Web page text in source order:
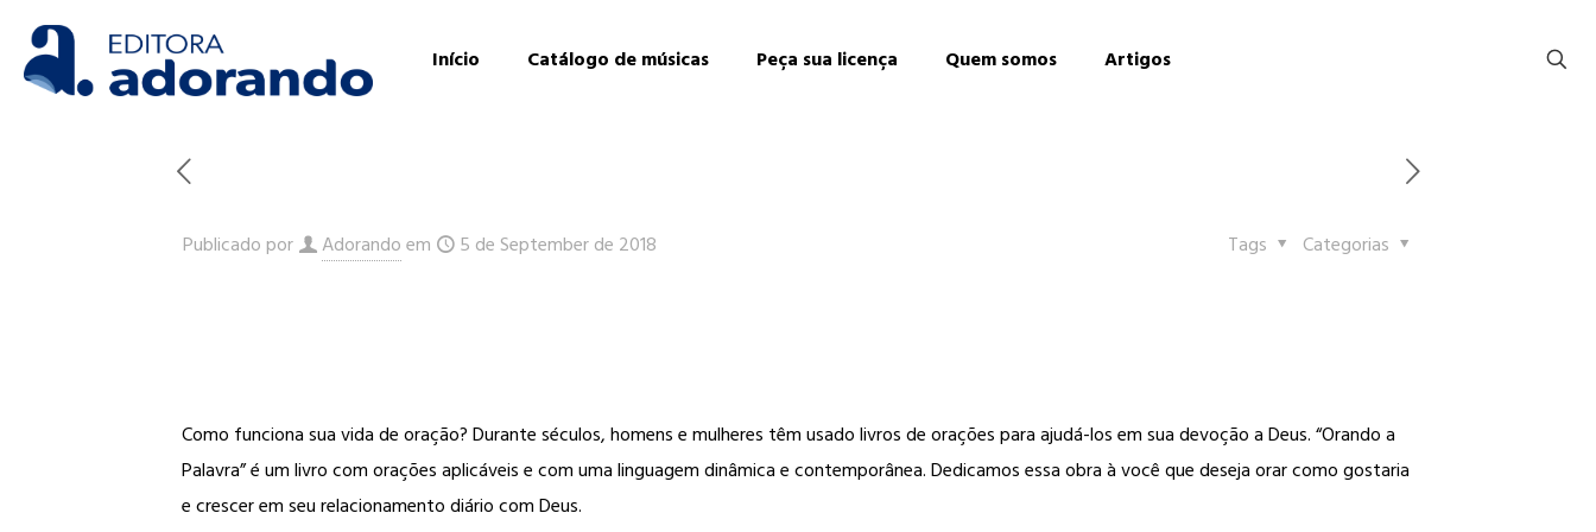
Início Catálogo de músicas Peça sua licença Quem somos Artigos
Publicado por Adorandoem 5 de September de 2018 Categorias
Tags
Como funciona sua vida de oração? Durante séculos, homens e mulheres têm usado livros de orações para ajudá-los em sua devoção a Deus. “Orando a
Palavra” é um livro com orações aplicáveis e com uma linguagem dinâmica e contemporânea. Dedicamos essa obra à você que deseja orar como gostaria
e crescer em seu relacionamento diário com Deus.